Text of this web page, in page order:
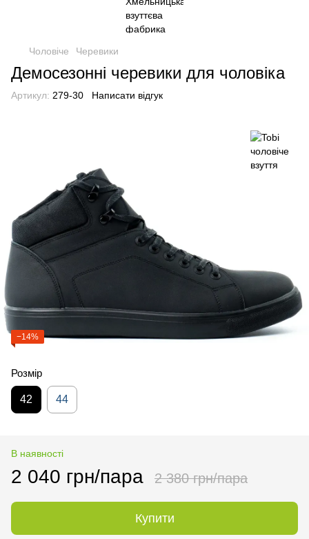
Чоловіче Черевики
Демосезонні черевики для чоловіка
Артикул: 279-30 Написати відгук
−14%
Розмір
42 44
В наявності
2 040 грн/пара 2 380 грн/пара
Купити